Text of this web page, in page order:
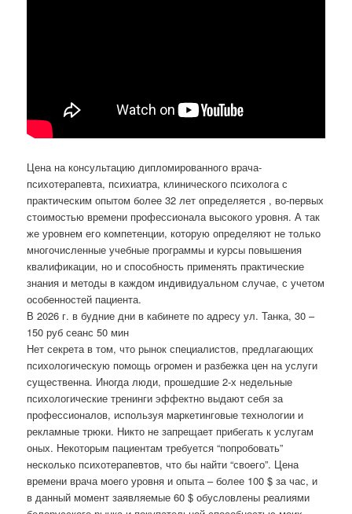
Цена на консультацию дипломированного врача-
психотерапевта, психиатра, клинического психолога с
практическим опытом более 32 лет определяется , во-первых
стоимостью времени профессионала высокого уровня. А так
же уровнем его компетенции, которую определяют не только
многочисленные учебные программы и курсы повышения
квалификации, но и способность применять практические
знания и методы в каждом индивидуальном случае, с учетом
особенностей пациента.
В 2026 г. в будние дни в кабинете по адресу ул. Танка, 30 –
150 руб сеанс 50 мин
Нет секрета в том, что рынок специалистов, предлагающих
психологическую помощь огромен и разбежка цен на услуги
существенна. Иногда люди, прошедшие 2-х недельные
психологические тренинги эффектно выдают себя за
профессионалов, используя маркетинговые технологии и
рекламные трюки. Никто не запрещает прибегать к услугам
оных. Некоторым пациентам требуется “попробовать”
несколько психотерапевтов, что бы найти “своего”. Цена
времени врача моего уровня и опыта – более 100 $ за час, и
в данный момент заявляемые 60 $ обусловлены реалиями